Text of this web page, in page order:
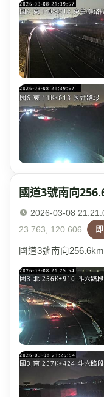
國道3號南向
2026-03-08
23.763, 120.606
國道3號南向